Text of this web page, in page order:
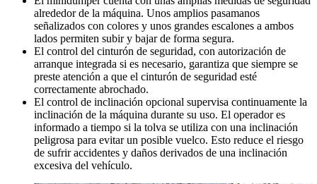
alrededor de la máquina. Unos amplios pasamanos
señalizados con colores y unos grandes escalones a ambos
lados permiten subir y bajar de forma segura.
El control del cinturón de seguridad, con autorización de
arranque integrada si es necesario, garantiza que siempre se
preste atención a que el cinturón de seguridad esté
correctamente abrochado.
El control de inclinación opcional supervisa continuamente la
inclinación de la máquina durante su uso. El operador es
informado a tiempo si la tolva se utiliza con una inclinación
peligrosa para evitar un posible vuelco. Esto reduce el riesgo
de sufrir accidentes y daños derivados de una inclinación
excesiva del vehículo.